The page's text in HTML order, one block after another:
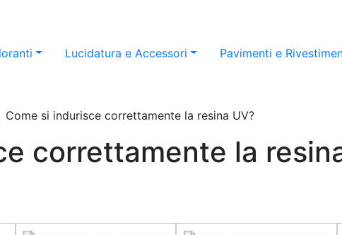
Lucidatura e Accessori Pavimenti e
Come si indurisce correttamente la resina UV?
correttamente la